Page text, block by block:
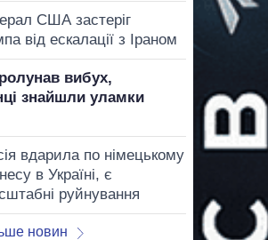
США застеріг
від ескалації з Іраном
вибух,
знайшли уламки
вдарила по німецькому
в Україні, є
руйнування
новин